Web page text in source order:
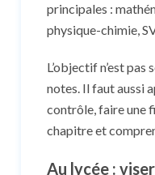
principales :
physique-chimie,
L’objectif n’est pas
notes. Il faut aussi
contrôle, faire une
chapitre et
Au lycée :